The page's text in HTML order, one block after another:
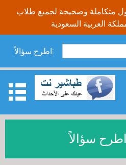
متكاملة وصحيحة لجميع طلاب
اطرح سؤالاً:
اطرح سؤالاً